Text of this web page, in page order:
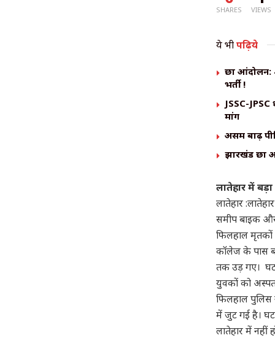
SHARES VIEWS
ये भीपढ़िये
छात्र
भर्ती !
JSSC-
मांग
असम बाढ़
झारखंड
लातेहार में
लातेहार
समीप बाइक
फिलहाल मृतकों
कॉलेज के पास
तक उड़ गए।
युवकों को
फिलहाल पुलिस
में जुट गई है।
लातेहार में नहीं